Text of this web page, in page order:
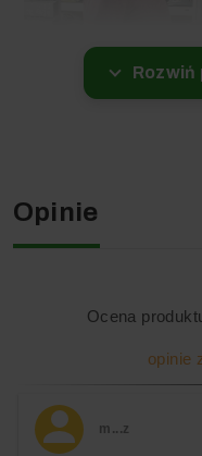
WD 3 Premium Battery
odkurzanie nawet w
otoczenie przed
Rozwiń
Opinie
Ocena
opinie
m...z